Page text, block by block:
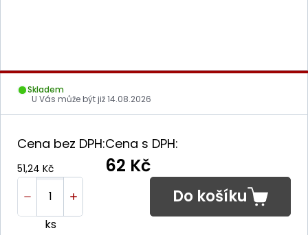
Skladem
U Vás může být již14.08.2026
Cena bez DPH:
51,24 Kč
Cena s DPH:
62 Kč
ks
Do košíku